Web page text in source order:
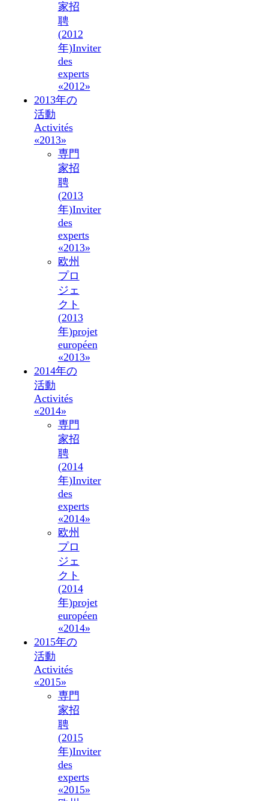
家招
聘
(2012
年)Inviter
des
experts
«2012»
2013年の
活動
Activités
«2013»
専門
家招
聘
(2013
年)Inviter
des
experts
«2013»
欧州
プロ
ジェ
クト
(2013
年)projet
européen
«2013»
2014年の
活動
Activités
«2014»
専門
家招
聘
(2014
年)Inviter
des
experts
«2014»
欧州
プロ
ジェ
クト
(2014
年)projet
européen
«2014»
2015年の
活動
Activités
«2015»
専門
家招
聘
(2015
年)Inviter
des
experts
«2015»